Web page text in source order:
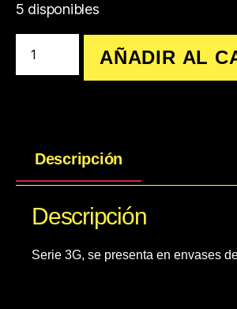
5 disponibles
AÑADIR AL
Descripción
Descripción
Serie 3G, se presenta en envases